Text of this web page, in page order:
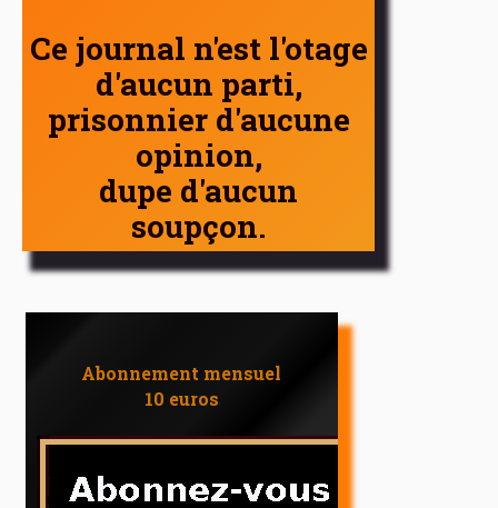
Ce journal n'est l'otage
d'aucun parti,
prisonnier d'aucune
opinion,
dupe d'aucun
soupçon.
Abonnement mensuel
10 euros